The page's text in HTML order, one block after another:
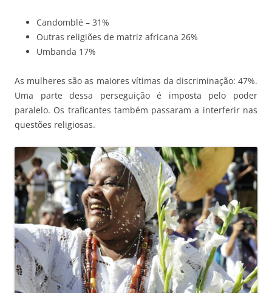
Candomblé – 31%
Outras religiões de matriz africana 26%
Umbanda 17%
As mulheres são as maiores vítimas da discriminação: 47%.
Uma parte dessa perseguição é imposta pelo poder
paralelo. Os traficantes também passaram a interferir nas
questões religiosas.